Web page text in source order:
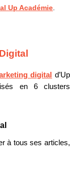
Up Académie
digital d’Up
en 6 clusters
à tous ses articles,